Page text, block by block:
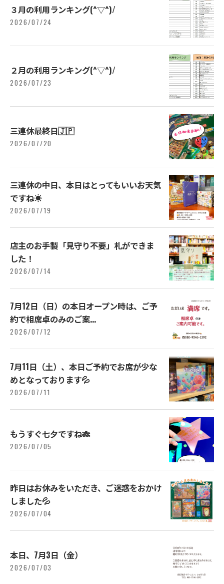
３月の利用ランキング(^▽^)/
2026/07/24
２月の利用ランキング(^▽^)/
2026/07/23
三連休最終日🇯🇵
2026/07/20
三連休の中日、本日はとってもいいお天気
ですね☀️
2026/07/19
店主のお手製「見守り不要」札ができま
した！
2026/07/14
7月12日（日）の本日オープン時は、ご予
約で相席卓のみのご案...
2026/07/12
7月11日（土）、本日ご予約でお席が少な
めとなっております💦
2026/07/11
もうすぐ七夕ですね🎋
2026/07/05
昨日はお休みをいただき、ご迷惑をおかけ
しました💦
2026/07/04
本日、7月3日（金）
2026/07/03